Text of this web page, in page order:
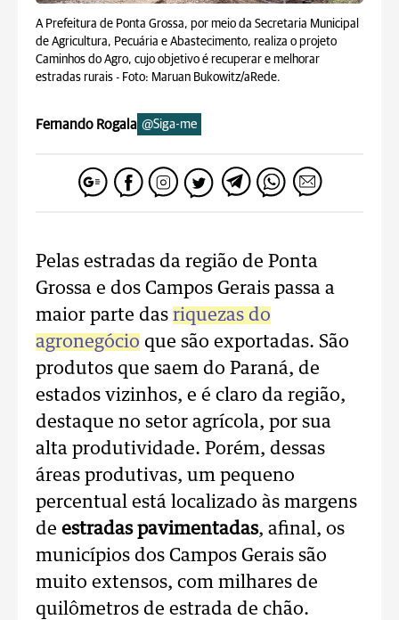
A Prefeitura de Ponta Grossa, por meio da Secretaria Municipal
de Agricultura, Pecuária e Abastecimento, realiza o projeto
Caminhos do Agro, cujo objetivo é recuperar e melhorar
estradas rurais - Foto: Maruan Bukowitz/aRede.
Fernando Rogala @Siga-me
Pelas estradas da região de Ponta
Grossa e dos Campos Gerais passa a
maior parte das riquezas do
agronegócio que são exportadas. São
produtos que saem do Paraná, de
estados vizinhos, e é claro da região,
destaque no setor agrícola, por sua
alta produtividade. Porém, dessas
áreas produtivas, um pequeno
percentual está localizado às margens
de estradas pavimentadas, afinal, os
municípios dos Campos Gerais são
muito extensos, com milhares de
quilômetros de estrada de chão.